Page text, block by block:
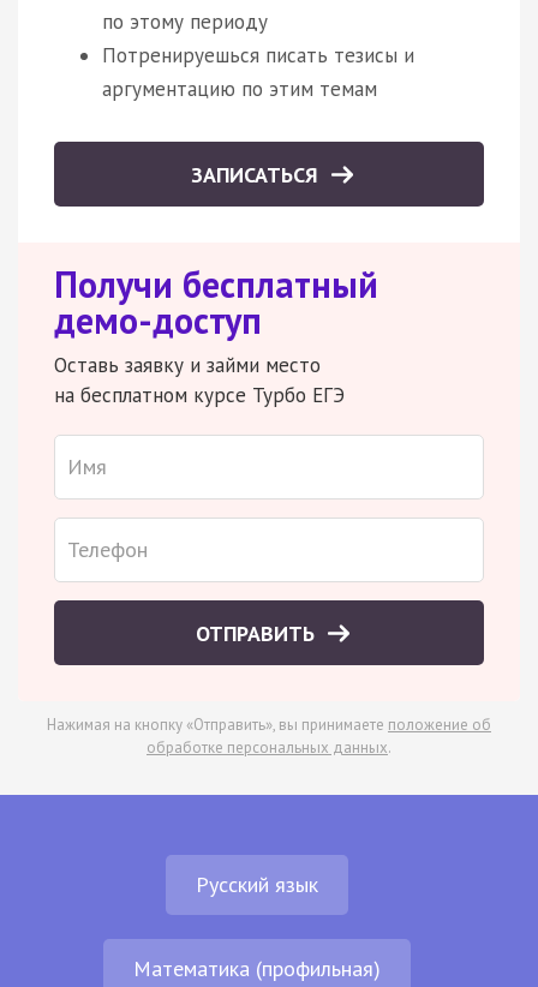
по этому периоду
Потренируешься писать тезисы и
аргументацию по этим темам
ЗАПИСАТЬСЯ
Получи бесплатный
демо-доступ
Оставь заявку и займи место
на бесплатном курсе Турбо ЕГЭ
ОТПРАВИТЬ
Нажимая на кнопку «Отправить», вы принимаете положение об
обработке персональных данных.
Русский язык
Математика (профильная)